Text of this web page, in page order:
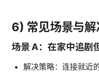
6) 常见场景与解
场景 A：在家中追剧
解决策略：连接就近